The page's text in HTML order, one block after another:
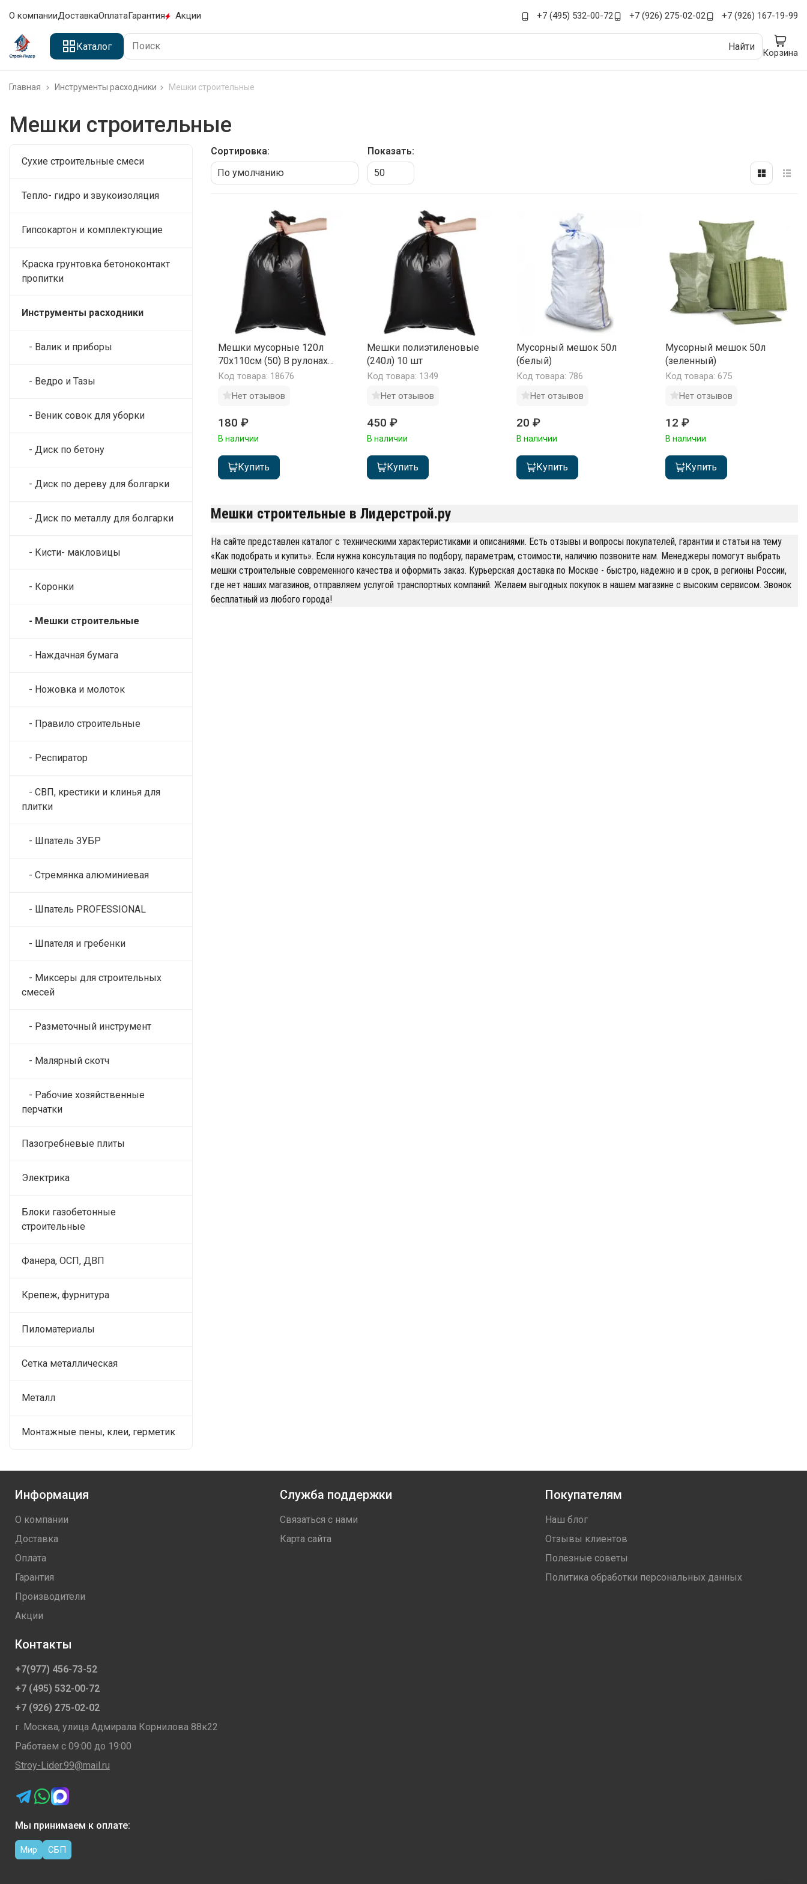
О компанииДоставкаОплатаГарантия Акции +7 (495) 532-00-72 +7 (926) 275-02-02 +7 (926) 167-19-99
Каталог Найти
Корзина
Главная Инструменты расходники Мешки строительные
Мешки строительные
Сухие строительные смеси
Тепло- гидро и звукоизоляция
Гипсокартон и комплектующие
Краска грунтовка бетоноконтакт
пропитки
Инструменты расходники
- Валик и приборы
- Ведро и Тазы
- Веник совок для уборки
- Диск по бетону
- Диск по дереву для болгарки
- Диск по металлу для болгарки
- Кисти- макловицы
- Коронки
- Мешки строительные
- Наждачная бумага
- Ножовка и молоток
- Правило строительные
- Респиратор
- СВП, крестики и клинья для
плитки
- Шпатель ЗУБР
- Стремянка алюминиевая
- Шпатель PROFESSIONAL
- Шпателя и гребенки
- Миксеры для строительных
смесей
- Разметочный инструмент
- Малярный скотч
- Рабочие хозяйственные
перчатки
Пазогребневые плиты
Электрика
Блоки газобетонные
строительные
Фанера, ОСП, ДВП
Крепеж, фурнитура
Пиломатериалы
Сетка металлическая
Металл
Монтажные пены, клеи, герметик
Сортировка: Показать:
Мешки мусорные 120л
70х110см (50) В рулонах
(по 10 шт)
Код товара: 18676
Нет отзывов
180 ₽
В наличии
Купить
Мешки полиэтиленовые
(240л) 10 шт
Код товара: 1349
Нет отзывов
450 ₽
В наличии
Купить
Мусорный мешок 50л
(белый)
Код товара: 786
Нет отзывов
20 ₽
В наличии
Купить
Мусорный мешок 50л
(зеленный)
Код товара: 675
Нет отзывов
12 ₽
В наличии
Купить
Мешки строительные в Лидерстрой.ру
На сайте представлен каталог с техническими характеристиками и описаниями. Есть отзывы и вопросы покупателей, гарантии и статьи на тему
«Как подобрать и купить». Если нужна консультация по подбору, параметрам, стоимости, наличию позвоните нам. Менеджеры помогут выбрать
мешки строительные современного качества и оформить заказ. Курьерская доставка по Москве - быстро, надежно и в срок, в регионы России,
где нет наших магазинов, отправляем услугой транспортных компаний. Желаем выгодных покупок в нашем магазине с высоким сервисом. Звонок
бесплатный из любого города!
Информация
О компании
Доставка
Оплата
Гарантия
Производители
Акции
Служба поддержки
Связаться с нами
Карта сайта
Покупателям
Наш блог
Отзывы клиентов
Полезные советы
Политика обработки персональных данных
Контакты
+7(977) 456-73-52
+7 (495) 532-00-72
+7 (926) 275-02-02
г. Москва, улица Адмирала Корнилова 88к22
Работаем с 09:00 до 19:00
Stroy-Lider.99@mail.ru
Мы принимаем к оплате:
Мир СБП